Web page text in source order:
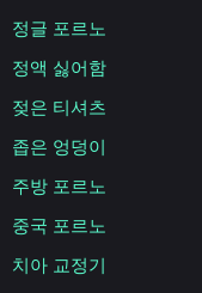
정글 포르노
정액 싫어함
젖은 티셔츠
좁은 엉덩이
주방 포르노
중국 포르노
치아 교정기